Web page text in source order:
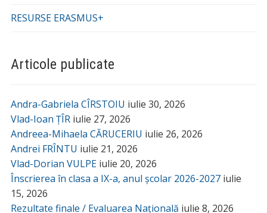
RESURSE ERASMUS+
Articole publicate
Andra-Gabriela CÎRSTOIU iulie 30, 2026
Vlad-Ioan ȚÎR iulie 27, 2026
Andreea-Mihaela CĂRUCERIU iulie 26, 2026
Andrei FRÎNTU iulie 21, 2026
Vlad-Dorian VULPE iulie 20, 2026
Înscrierea în clasa a IX-a, anul școlar 2026-2027 iulie
15, 2026
Rezultate finale / Evaluarea Națională iulie 8, 2026